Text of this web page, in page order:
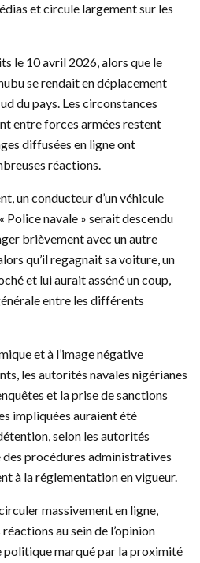
et circule largement sur les
le 10 avril 2026, alors que le
se rendait en déplacement
du pays. Les circonstances
entre forces armées restent
diffusées en ligne ont
réactions.
un conducteur d’un véhicule
navale » serait descendu
brièvement avec un autre
qu’il regagnait sa voiture, un
et lui aurait asséné un coup,
entre les différents
et à l’image négative
les autorités navales nigérianes
et la prise de sanctions
impliquées auraient été
selon les autorités
procédures administratives
à la réglementation en vigueur.
massivement en ligne,
au sein de l’opinion
politique marqué par la proximité